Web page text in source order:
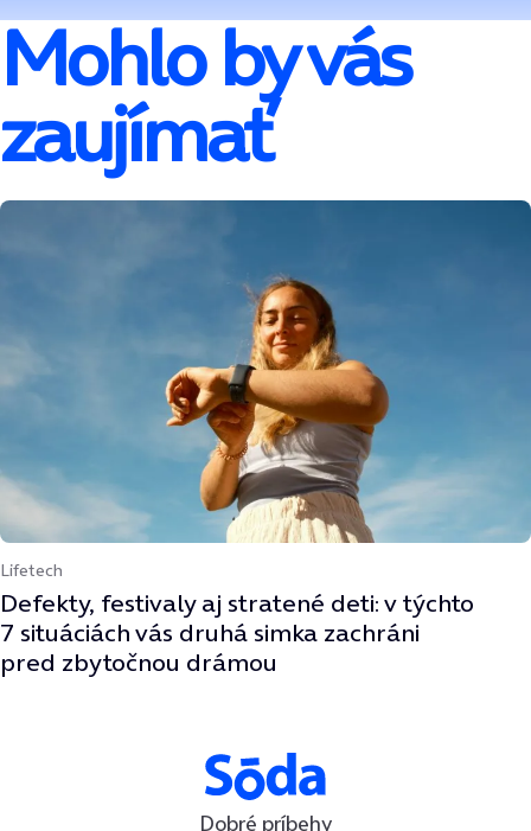
Mohlo by vás
zaujímať
Lifetech
Defekty, festivaly aj stratené deti: v týchto
7 situáciách vás druhá simka zachráni
pred zbytočnou drámou
Dobré príbehy